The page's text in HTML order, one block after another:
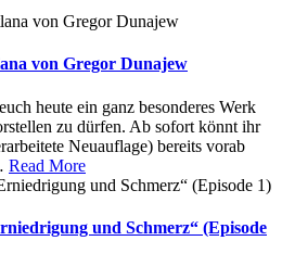
von Gregor Dunajew
heute ein ganz besonderes Werk
zu dürfen. Ab sofort könnt ihr
Neuauflage) bereits vorab
Read More
und Schmerz“ (Episode